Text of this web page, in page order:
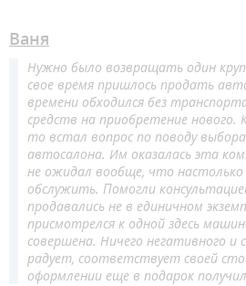
Ваня
Нужно было возвращать один
свое время пришлось продать
времени обходился без
средств на приобретение нового.
то встал вопрос по поводу
автосалона. Им оказалась эта
не ожидал вообще, что настолько
обслужить. Помогли
продавались не в единичном
присмотрелся к одной здесь
совершена. Ничего негативного
радует, соответствует своей
оформлении еще в подарок